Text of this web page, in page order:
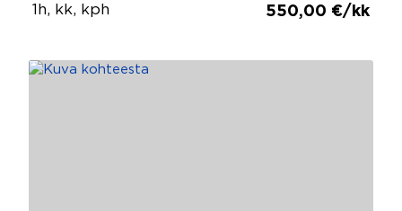
1h, kk, kph 550,00 €/kk